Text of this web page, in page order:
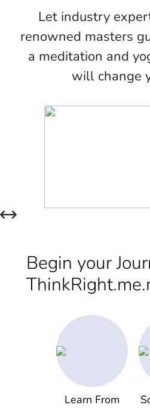
Let industry
renowned masters
a meditation and
will change
Begin your
Learn From